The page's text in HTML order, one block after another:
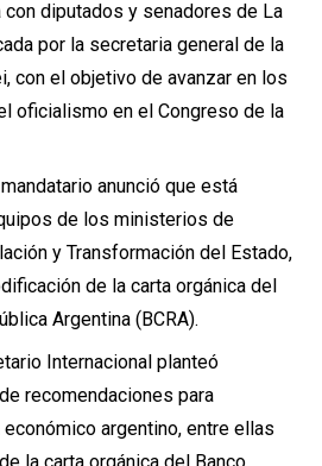
con diputados y senadores de La
por la secretaria general de la
con el objetivo de avanzar en los
oficialismo en el Congreso de la
anunció que está
de los ministerios de
y Transformación del Estado,
de la carta orgánica del
Argentina (BCRA).
Internacional planteó
recomendaciones para
argentino, entre ellas